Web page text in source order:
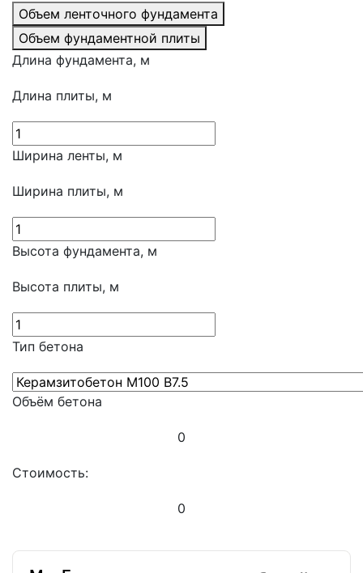
Объем ленточного фундамента
Объем фундаментной плиты
Длина фундамента, м
Длина плиты, м
Ширина ленты, м
Ширина плиты, м
Высота фундамента, м
Высота плиты, м
Тип бетона
Объём бетона
0
Стоимость:
0